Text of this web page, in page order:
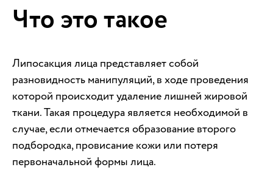
Что это такое
Липосакция лица представляет собой
разновидность манипуляций, в ходе проведения
которой происходит удаление лишней жировой
ткани. Такая процедура является необходимой в
случае, если отмечается образование второго
подбородка, провисание кожи или потеря
первоначальной формы лица.